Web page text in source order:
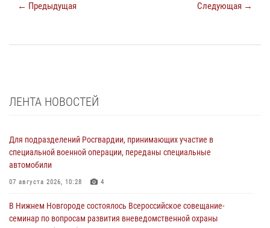
← Предыдущая Следующая →
ЛЕНТА НОВОСТЕЙ
Для подразделений Росгвардии, принимающих участие в
специальной военной операции, переданы специальные
автомобили
07 августа 2026, 10:28 4
В Нижнем Новгороде состоялось Всероссийское совещание-
семинар по вопросам развития вневедомственной охраны